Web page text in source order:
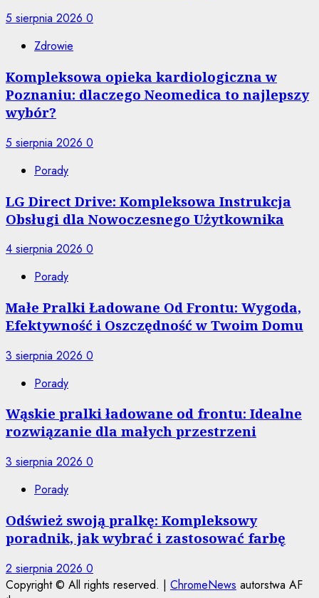
5 sierpnia 2026 0
Zdrowie
Kompleksowa opieka kardiologiczna w
Poznaniu: dlaczego Neomedica to najlepszy
wybór?
5 sierpnia 2026 0
Porady
LG Direct Drive: Kompleksowa Instrukcja
Obsługi dla Nowoczesnego Użytkownika
4 sierpnia 2026 0
Porady
Małe Pralki Ładowane Od Frontu: Wygoda,
Efektywność i Oszczędność w Twoim Domu
3 sierpnia 2026 0
Porady
Wąskie pralki ładowane od frontu: Idealne
rozwiązanie dla małych przestrzeni
3 sierpnia 2026 0
Porady
Odśwież swoją pralkę: Kompleksowy
poradnik, jak wybrać i zastosować farbę
2 sierpnia 2026 0
Copyright © All rights reserved. | ChromeNews autorstwa AF